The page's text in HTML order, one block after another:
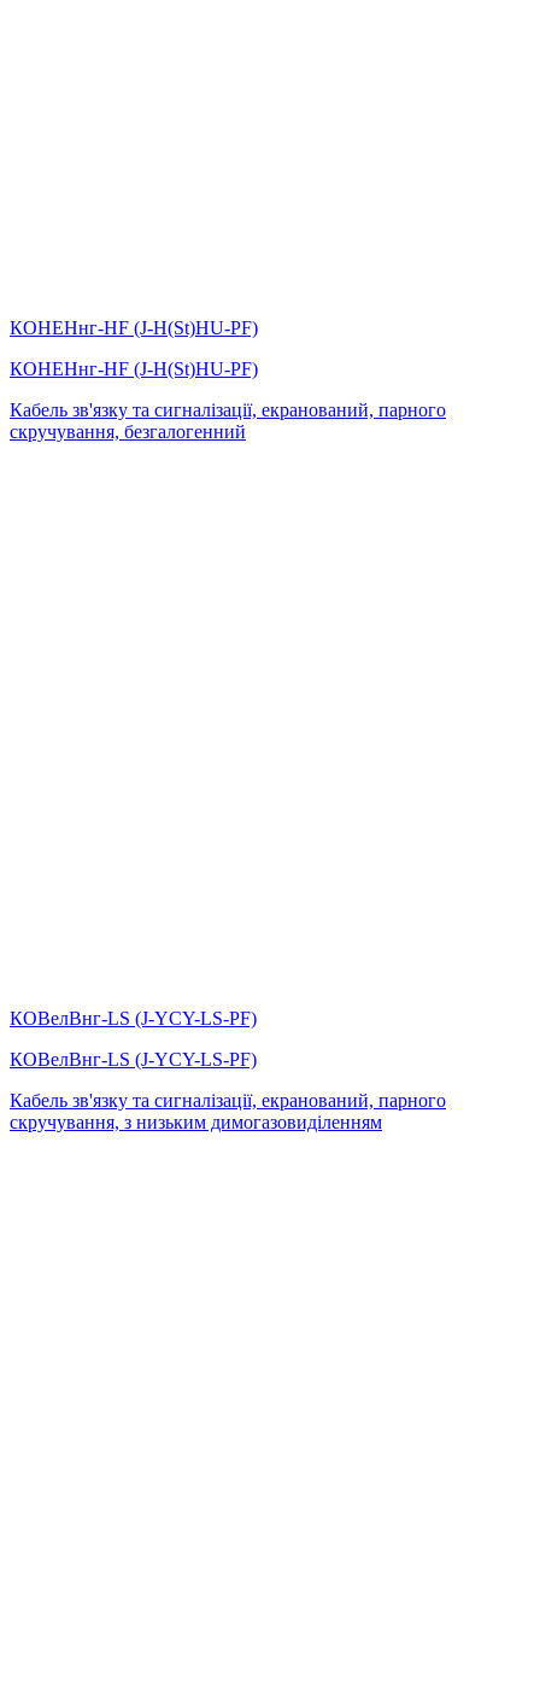
КОНЕНнг-HF (J-H(St)HU-PF)
КОНЕНнг-HF (J-H(St)HU-PF)
Кабель зв'язку та сигналізації, екранований, парного
скручування, безгалогенний
КОВелВнг-LS (J-YCY-LS-PF)
КОВелВнг-LS (J-YCY-LS-PF)
Кабель зв'язку та сигналізації, екранований, парного
скручування, з низьким димогазовиділенням